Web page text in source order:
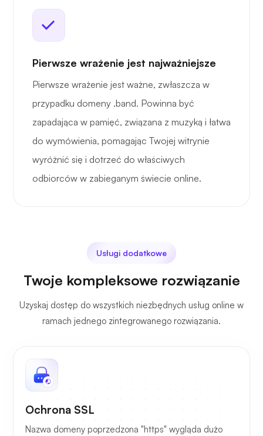
Pierwsze wrażenie jest najważniejsze
Pierwsze wrażenie jest ważne, zwłaszcza w
przypadku domeny .band. Powinna być
zapadająca w pamięć, związana z muzyką i łatwa
do wymówienia, pomagając Twojej witrynie
wyróżnić się i dotrzeć do właściwych
odbiorców w zabieganym świecie online.
Usługi dodatkowe
Twoje kompleksowe rozwiązanie
Uzyskaj dostęp do wszystkich niezbędnych usług online w
ramach jednego zintegrowanego rozwiązania.
Ochrona SSL
Nazwa domeny poprzedzona "https" wygląda dużo